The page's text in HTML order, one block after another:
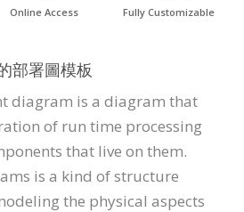
Online Access Fully Customizable
部署圖模板
diagram is a diagram that
of run time processing
that live on them.
is a kind of structure
the physical aspects